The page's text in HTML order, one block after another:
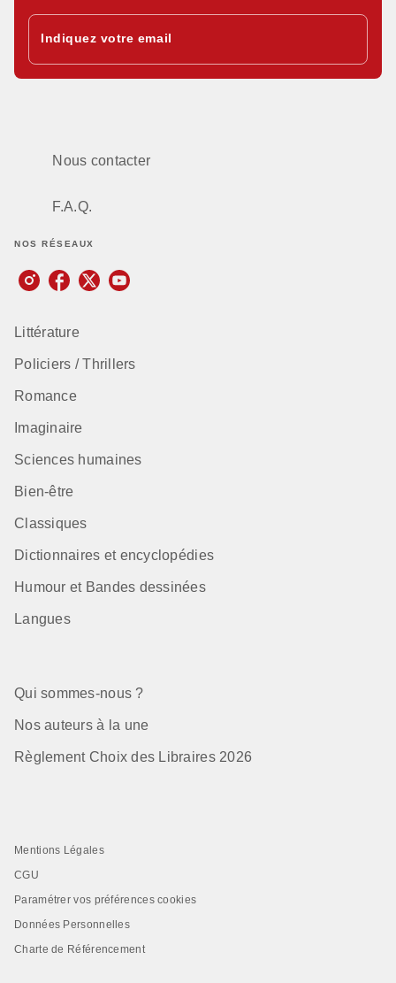
Indiquez votre email
Nous contacter
F.A.Q.
NOS RÉSEAUX
Littérature
Policiers / Thrillers
Romance
Imaginaire
Sciences humaines
Bien-être
Classiques
Dictionnaires et encyclopédies
Humour et Bandes dessinées
Langues
Qui sommes-nous ?
Nos auteurs à la une
Règlement Choix des Libraires 2026
Mentions Légales
CGU
Paramétrer vos préférences cookies
Données Personnelles
Charte de Référencement